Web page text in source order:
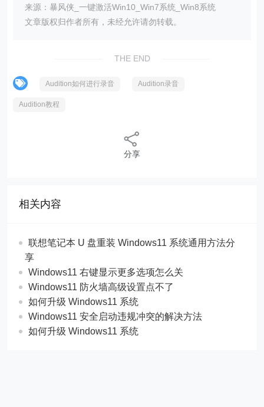
来源：暴风侠_一键激活Win10_Win7系统_Win8系统
文章版权归作者所有，未经允许请勿转载。
THE END
Audition如何进行录音 Audition录音
Audition教程
分享
相关内容
联想笔记本 U 盘重装 Windows11 系统通用方法分
享
Windows11 右键显示更多选项怎么关
Windows11 防火墙高级设置点不了
如何升级 Windows11 系统
Windows11 安全启动违规冲突的解决方法
如何升级 Windows11 系统